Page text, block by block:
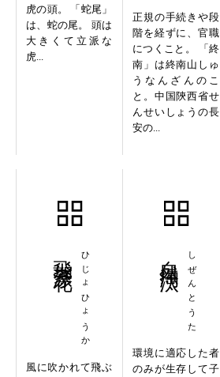
虎の頭。 「蛇尾」
は、蛇の尾。 頭は
大きくて立派な
虎...
正規の手続きや段
階を経ずに、官職
につくこと。 「終
南」は終南山しゅ
うなんざんのこ
と。中国陝西省せ
んせいしょうの長
安の...
ひじょひょうか
風に吹かれて飛ぶ
しぜんとうた
環境に適応した者
のみが生存して子